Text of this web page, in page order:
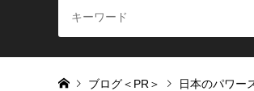
ブログ＜PR＞ 日本のパワー